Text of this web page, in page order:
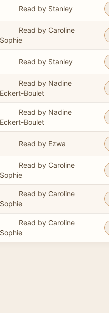
Read by Stanley
Read by Caroline
Sophie
Read by Stanley
Read by Nadine
Eckert-Boulet
Read by Nadine
Eckert-Boulet
Read by Ezwa
Read by Caroline
Sophie
Read by Caroline
Sophie
Read by Caroline
Sophie